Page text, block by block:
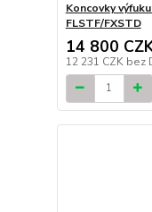
Koncovky
FLSTF/FXSTD
14 800
12 231 CZK bez